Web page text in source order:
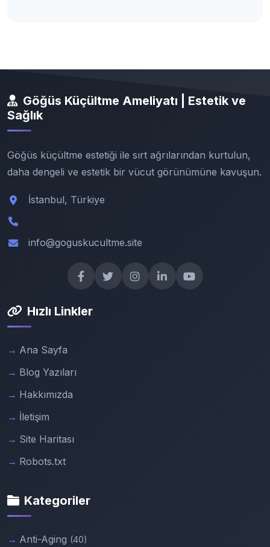
Göğüs Küçültme Ameliyatı | Estetik ve
Sağlık
Göğüs küçültme estetiği ile sırt ağrılarından kurtulun,
daha dengeli ve estetik bir vücut görünümüne kavuşun.
İstanbul, Türkiye
info@goguskucultme.site
Hızlı Linkler
Ana Sayfa
Blog Yazıları
Hakkımızda
İletişim
Site Haritası
Robots.txt
Kategoriler
Anti-Aging (40)